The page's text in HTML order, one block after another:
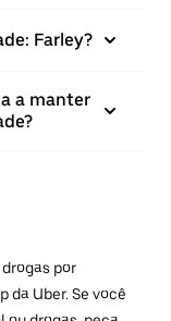
Farley?
a manter
por
da Uber. Se você